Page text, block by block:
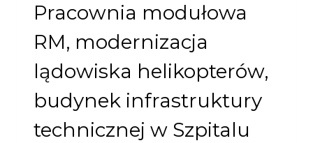
Pracownia modułowa
RM, modernizacja
lądowiska helikopterów,
budynek infrastruktury
technicznej w Szpitalu